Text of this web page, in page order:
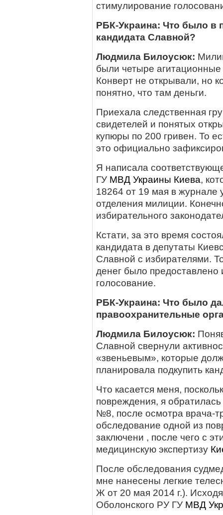
стимулирование
РБК-Украина: Что было в
кандидата Славной?
Людмила Билоусюк:
были четыре
Конверт не открывали, но
понятно, что там деньги.
Приехала следственная
свидетелей и понятых
купюры по 200 гривен. То
это официально
Я написала
ГУ МВД Украины Киева,
18264 от 19 мая в журнале
отделения милиции.
избирательного
Кстати, за это время
кандидата в депутаты
Славной с избирателями.
денег было предоставлено
голосование.
РБК-Украина: Что было
правоохранительные
Людмила Билоусюк:
Славной свернули
«звеньевым», которые
планировала подкупить
Что касается меня,
повреждения, я
№8, после осмотра врача-
обследование одной из
заключени , после чего с
медицинскую экспертизу
После обследования
мне нанесены легкие
Ж от 20 мая 2014 г.).
Оболонского РУ ГУ МВД